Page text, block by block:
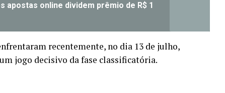
apostas online dividem prêmio de R$ 1
recentemente, no dia 13 de julho,
jogo decisivo da fase classificatória.